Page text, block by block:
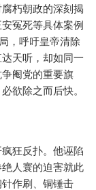
朽朝政的深刻揭
冤死等具体案例
，呼吁皇帝清除
天听，却如同一
阉党的重要旗
欲除之而后快。
狂反扑。他诬陷
人寰的迫害就此
作刷、铜锤击